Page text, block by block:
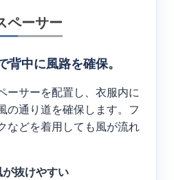
ペーサー
背中に風路を確保。
ーサーを配置し、衣服内に
の通り道を確保します。フ
などを着用しても風が流れ
抜けやすい